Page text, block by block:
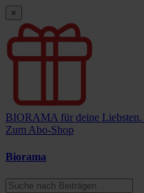
×
BIORAMA für deine Liebsten.
Zum Abo-Shop
Biorama